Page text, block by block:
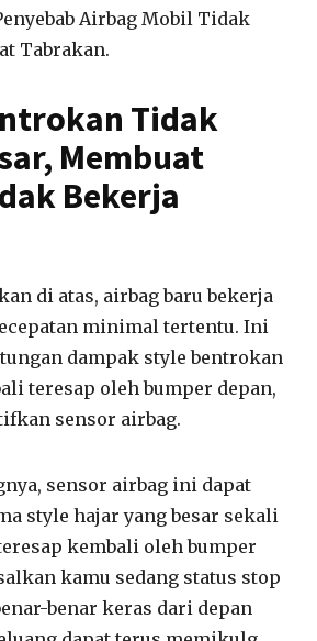
Airbag Mobil Tidak
Tabrakan.
Tidak
Membuat
Bekerja
di atas, airbag baru bekerja
minimal tertentu. Ini
dampak style bentrokan
teresap oleh bumper depan,
sensor airbag.
sensor airbag ini dapat
style hajar yang besar sekali
kembali oleh bumper
kamu sedang status stop
benar keras dari depan